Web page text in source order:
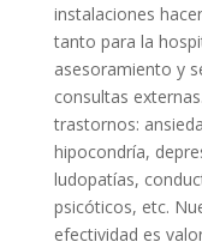
instalaciones
tanto para la
asesoramiento y
consultas
trastornos:
hipocondría,
ludopatías,
psicóticos, etc.
efectividad es